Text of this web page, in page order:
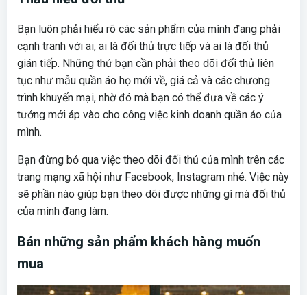
Bạn luôn phải hiểu rõ các sản phẩm của mình đang phải
cạnh tranh với ai, ai là đối thủ trực tiếp và ai là đối thủ
gián tiếp. Những thứ bạn cần phải theo dõi đối thủ liên
tục như mẫu quần áo họ mới về, giá cả và các chương
trình khuyến mại, nhờ đó mà bạn có thể đưa về các ý
tưởng mới áp vào cho công việc kinh doanh quần áo của
mình.
Bạn đừng bỏ qua việc theo dõi đối thủ của mình trên các
trang mạng xã hội như Facebook, Instagram nhé. Việc này
sẽ phần nào giúp bạn theo dõi được những gì mà đối thủ
của mình đang làm.
Bán những sản phẩm khách hàng muốn
mua